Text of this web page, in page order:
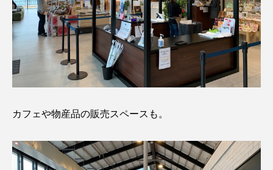
カフェや物産品の販売スペースも。